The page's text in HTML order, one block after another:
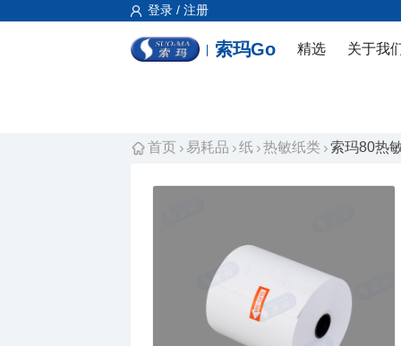
登录 / 注册
索玛Go 精选 关于我
首页 易耗品 纸 热敏纸类 索玛80热